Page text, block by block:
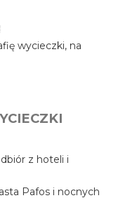
wycieczki, na
z hoteli i
Pafos i nocnych